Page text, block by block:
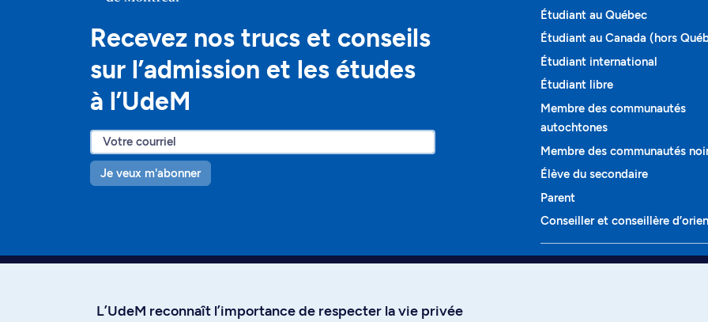
Recevez nos trucs et conseils
sur l’admission et les études
à l’UdeM
Je veux m'abonner
Étudiant au Québec
Étudiant au Canada (hors
Étudiant international
Étudiant libre
Membre des communautés
autochtones
Membre des communautés
Élève du secondaire
Parent
Conseiller et conseillère
Programmes et cours
L’UdeM reconnaît l’importance de respecter la vie privée